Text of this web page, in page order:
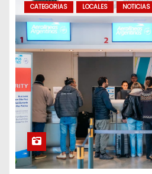
CATEGORIAS LOCALES NOTICIAS